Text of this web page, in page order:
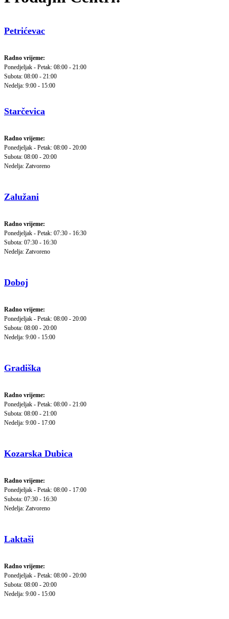
Petrićevac
Radno vrijeme:
Ponedjeljak - Petak: 08:00 - 21:00
Subota: 08:00 - 21:00
Nedelja: 9:00 - 15:00
Starčevica
Radno vrijeme:
Ponedjeljak - Petak: 08:00 - 20:00
Subota: 08:00 - 20:00
Nedelja: Zatvoreno
Zalužani
Radno vrijeme:
Ponedjeljak - Petak: 07:30 - 16:30
Subota: 07:30 - 16:30
Nedelja: Zatvoreno
Doboj
Radno vrijeme:
Ponedjeljak - Petak: 08:00 - 20:00
Subota: 08:00 - 20:00
Nedelja: 9:00 - 15:00
Gradiška
Radno vrijeme:
Ponedjeljak - Petak: 08:00 - 21:00
Subota: 08:00 - 21:00
Nedelja: 9:00 - 17:00
Kozarska Dubica
Radno vrijeme:
Ponedjeljak - Petak: 08:00 - 17:00
Subota: 07:30 - 16:30
Nedelja: Zatvoreno
Laktaši
Radno vrijeme:
Ponedjeljak - Petak: 08:00 - 20:00
Subota: 08:00 - 20:00
Nedelja: 9:00 - 15:00